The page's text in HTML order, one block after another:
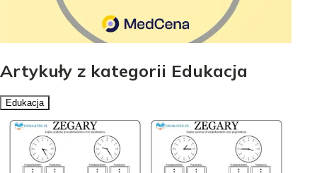
Artykuły z kategorii Edukacja
Edukacja